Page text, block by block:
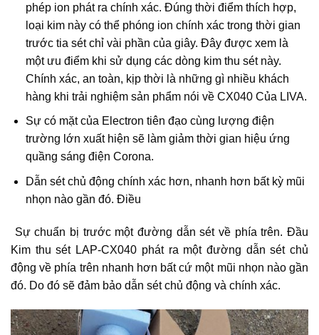
phép ion phát ra chính xác. Đúng thời điểm thích hợp,
loại kim này có thể phóng ion chính xác trong thời gian
trước tia sét chỉ vài phần của giây. Đây được xem là
một ưu điểm khi sử dụng các dòng kim thu sét này.
Chính xác, an toàn, kịp thời là những gì nhiều khách
hàng khi trải nghiệm sản phẩm nói về CX040 Của LIVA.
Sự có mặt của Electron tiên đạo cùng lượng điện
trường lớn xuất hiện sẽ làm giảm thời gian hiệu ứng
quầng sáng điện Corona.
Dẫn sét chủ động chính xác hơn, nhanh hơn bất kỳ mũi
nhọn nào gần đó. Điều
Sự chuẩn bị trước một đường dẫn sét về phía trên. Đầu
Kim thu sét LAP-CX040 phát ra một đường dẫn sét chủ
động về phía trên nhanh hơn bất cứ một mũi nhọn nào gần
đó. Do đó sẽ đảm bảo dẫn sét chủ động và chính xác.